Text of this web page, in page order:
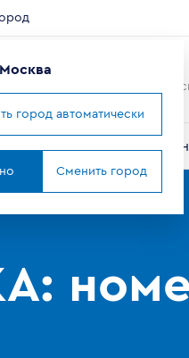
Ведущий мировой
производитель оконных
Москва
город автоматически
Сменить город